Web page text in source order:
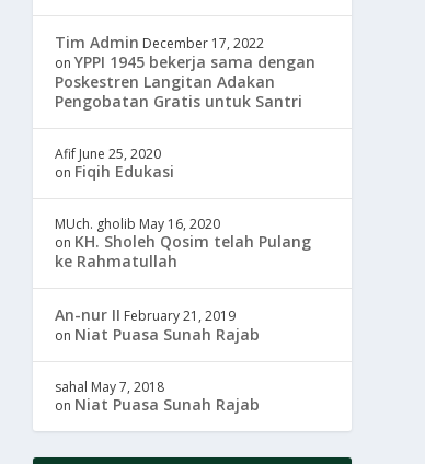
Tim Admin December 17, 2022
onYPPI 1945 bekerja sama dengan
Poskestren Langitan Adakan
Pengobatan Gratis untuk Santri
Afif June 25, 2020
on Fiqih Edukasi
MUch. gholib May 16, 2020
on KH. Sholeh Qosim telah Pulang
ke Rahmatullah
An-nur II February 21, 2019
on Niat Puasa Sunah Rajab
sahal May 7, 2018
on Niat Puasa Sunah Rajab